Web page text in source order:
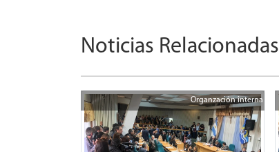
Noticias Relacionadas
Organzación interna